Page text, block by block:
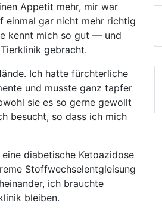
Appetit mehr, mir war
einmal gar nicht mehr richtig
kennt mich so gut — und
gebracht.
Ich hatte fürchterliche
und musste ganz tapfer
sie es so gerne gewollt
besucht, so dass ich mich
diabetische Ketoazidose
Stoffwechselentgleisung
ich brauchte
bleiben.